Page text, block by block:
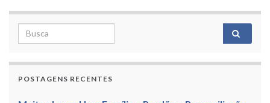
Search for:
POSTAGENS RECENTES